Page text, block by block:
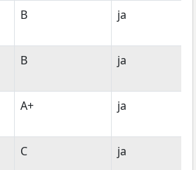
B ja
B ja
A+ ja
C ja